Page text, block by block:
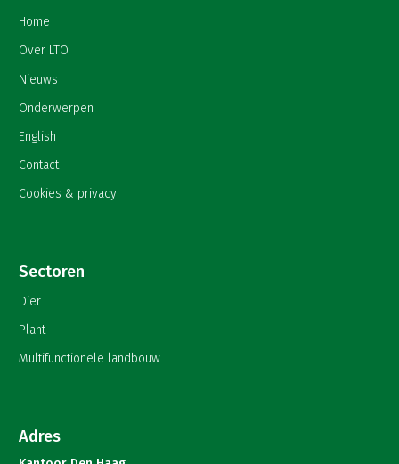
Home
Over LTO
Nieuws
Onderwerpen
English
Contact
Cookies & privacy
Sectoren
Dier
Plant
Multifunctionele landbouw
Adres